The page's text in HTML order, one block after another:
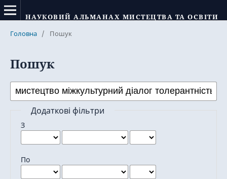
НАУКОВИЙ АЛЬМАНАХ МИСТЕЦТВА ТА ОСВІТИ
Головна / Пошук
Пошук
Додаткові фільтри
З
По